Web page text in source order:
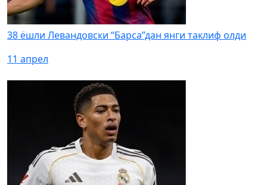
38 ёшли Левандовски “Барса”дан янги таклиф олди
11 апрел